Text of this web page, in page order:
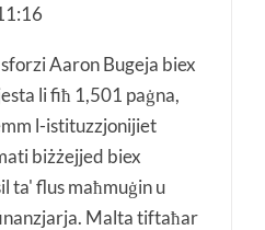
Aaron Bugeja biex
li fiħ 1,501 paġna,
l-istituzzjonijiet
biżżejjed biex
ta' flus maħmuġin u
Malta tiftaħar